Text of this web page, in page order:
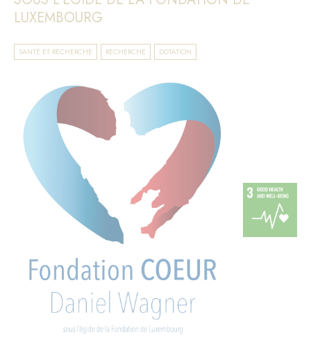
LUXEMBOURG
SANTÉ ET RECHERCHE RECHERCHE DOTATION